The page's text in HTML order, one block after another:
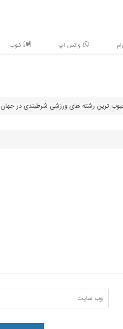
واتس اپ کلوب
ترین رشته های ورزشی شرطبندی در جهان